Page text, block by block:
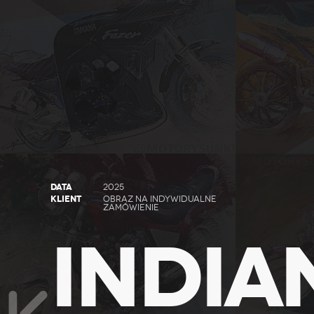
DATA 2025
KLIENT
OBRAZ NA INDYWIDUALNE
ZAMÓWIENIE